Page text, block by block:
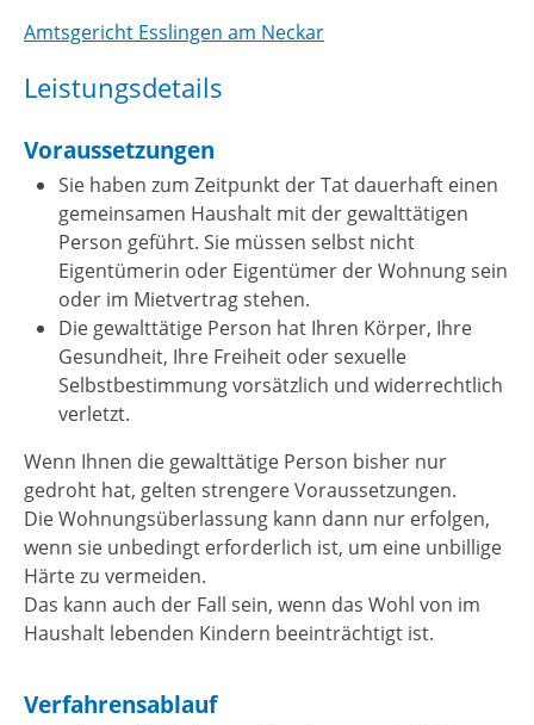
Amtsgericht Esslingen am Neckar
Leistungsdetails
Voraussetzungen
Sie haben zum Zeitpunkt der Tat dauerhaft einen
gemeinsamen Haushalt mit der gewalttätigen
Person geführt. Sie müssen selbst nicht
Eigentümerin oder Eigentümer der Wohnung sein
oder im Mietvertrag stehen.
Die gewalttätige Person hat Ihren Körper, Ihre
Gesundheit, Ihre Freiheit oder sexuelle
Selbstbestimmung vorsätzlich und widerrechtlich
verletzt.
Wenn Ihnen die gewalttätige Person bisher nur
gedroht hat, gelten strengere Voraussetzungen.
Die Wohnungsüberlassung kann dann nur erfolgen,
wenn sie unbedingt erforderlich ist, um eine unbillige
Härte zu vermeiden.
Das kann auch der Fall sein, wenn das Wohl von im
Haushalt lebenden Kindern beeinträchtigt ist.
Verfahrensablauf